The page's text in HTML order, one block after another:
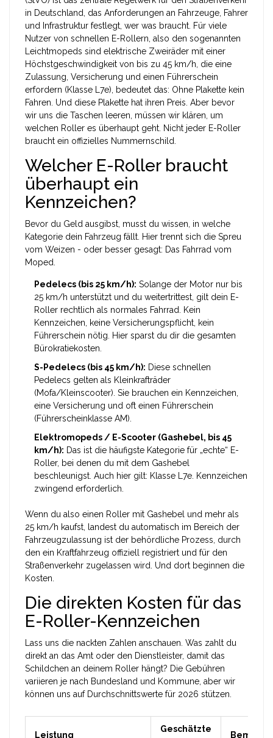
in Deutschland, das Anforderungen an Fahrzeuge, Fahrer
und Infrastruktur festlegt , wer was braucht. Für viele
Nutzer von schnellen E-Rollern, also den sogenannten
Leichtmopeds sind elektrische Zweiräder mit einer
Höchstgeschwindigkeit von bis zu 45 km/h, die eine
Zulassung, Versicherung und einen Führerschein
erfordern (Klasse L7e), bedeutet das: Ohne Plakette kein
Fahren. Und diese Plakette hat ihren Preis. Aber bevor
wir uns die Taschen leeren, müssen wir klären, um
welchen Roller es überhaupt geht. Nicht jeder E-Roller
braucht ein offizielles Nummernschild.
Welcher E-Roller braucht
überhaupt ein
Kennzeichen?
Bevor du Geld ausgibst, musst du wissen, in welche
Kategorie dein Fahrzeug fällt. Hier trennt sich die Spreu
vom Weizen - oder besser gesagt: Das Fahrrad vom
Moped.
Pedelecs (bis 25 km/h): Solange der Motor nur bis
25 km/h unterstützt und du weitertrittest, gilt dein E-
Roller rechtlich als normales Fahrrad. Kein
Kennzeichen, keine Versicherungspflicht, kein
Führerschein nötig. Hier sparst du dir die gesamten
Bürokratiekosten.
S-Pedelecs (bis 45 km/h): Diese schnellen
Pedelecs gelten als Kleinkrafträder
(Mofa/Kleinscooter). Sie brauchen ein Kennzeichen,
eine Versicherung und oft einen Führerschein
(Führerscheinklasse AM).
Elektromopeds / E-Scooter (Gashebel, bis 45
km/h): Das ist die häufigste Kategorie für „echte“ E-
Roller, bei denen du mit dem Gashebel
beschleunigst. Auch hier gilt: Klasse L7e. Kennzeichen
zwingend erforderlich.
Wenn du also einen Roller mit Gashebel und mehr als
25 km/h kaufst, landest du automatisch im Bereich der
Fahrzeugzulassung ist der behördliche Prozess, durch
den ein Kraftfahrzeug offiziell registriert und für den
Straßenverkehr zugelassen wird
. Und dort beginnen die
Kosten.
Die direkten Kosten für das
E-Roller-Kennzeichen
Lass uns die nackten Zahlen anschauen. Was zahlt du
direkt an das Amt oder den Dienstleister, damit das
Schildchen an deinem Roller hängt? Die Gebühren
variieren je nach Bundesland und Kommune, aber wir
können uns auf Durchschnittswerte für 2026 stützen.
Leistung
Geschätzte